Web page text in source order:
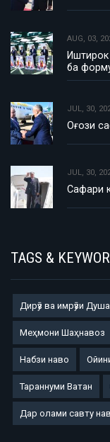
AUG, 03,
Иштирок
ба
JUL, 30,
Оғози
JUL, 30,
Сафари
TAGS &
Дирӯз ва имрӯзи
Меҳмони Шаҳнавоз
Набзи наво
Тараннуми Ватан
Дар олами савту